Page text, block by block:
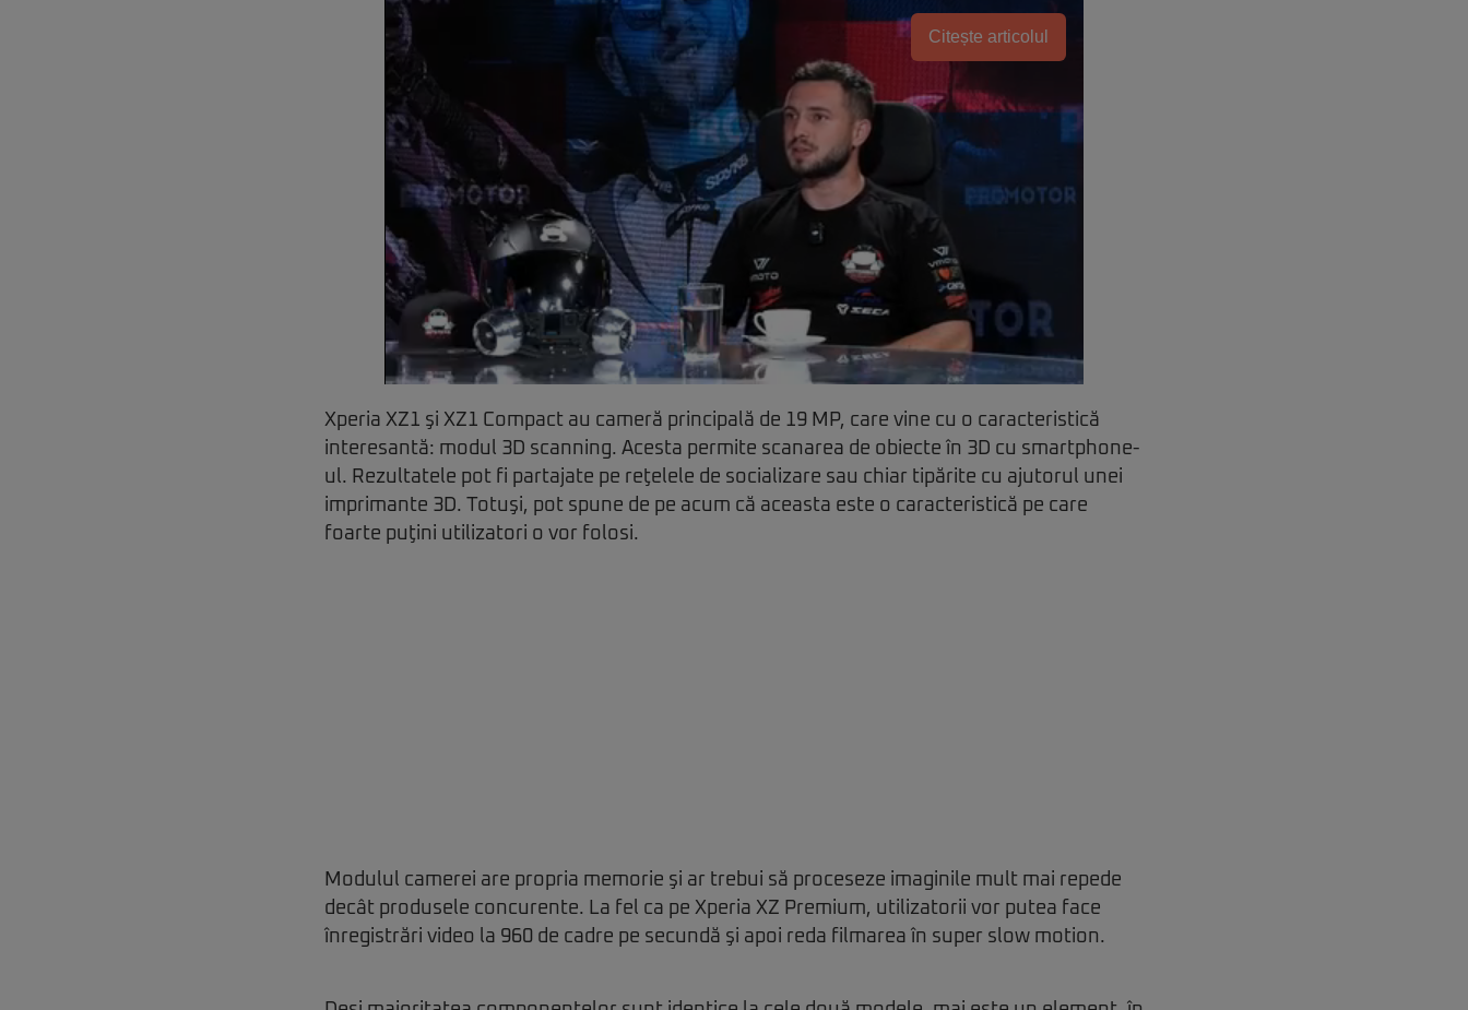
Citește articolul
Xperia XZ1 şi XZ1 Compact au cameră principală de 19 MP, care vine cu o caracteristică
interesantă: modul 3D scanning. Acesta permite scanarea de obiecte în 3D cu smartphone-
ul. Rezultatele pot fi partajate pe reţelele de socializare sau chiar tipărite cu ajutorul unei
imprimante 3D. Totuşi, pot spune de pe acum că aceasta este o caracteristică pe care
foarte puţini utilizatori o vor folosi.
Modulul camerei are propria memorie şi ar trebui să proceseze imaginile mult mai repede
decât produsele concurente. La fel ca pe Xperia XZ Premium, utilizatorii vor putea face
înregistrări video la 960 de cadre pe secundă şi apoi reda filmarea în super slow motion.